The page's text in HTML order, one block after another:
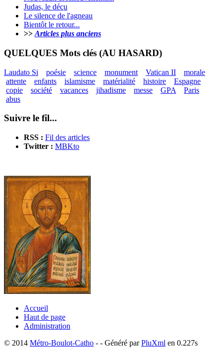
Judas, le déçu
Le silence de l'agneau
Bientôt le retour...
>> Articles plus anciens
QUELQUES Mots clés (AU HASARD)
Laudato Si poésie science monument Vatican II
morale
attente
enfants islamisme matérialité histoire
Espagne
copie
société vacances jihadisme messe GPA
Paris
abus
Suivre le fil...
RSS : Fil des articles
Twitter : MBKto
Accueil
Haut de page
Administration
© 2014 Métro-Boulot-Catho - - Généré parPluXml en 0.227s